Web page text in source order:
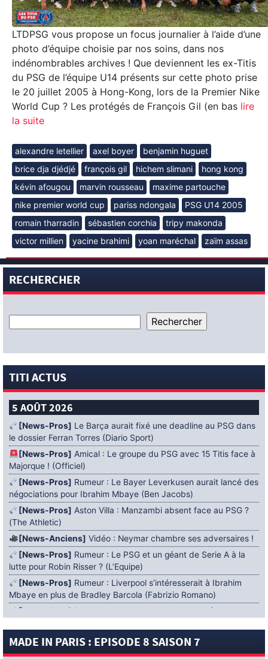
LTDPSG vous propose un focus journalier à l’aide d’une
photo d’équipe choisie par nos soins, dans nos
indénombrables archives ! Que deviennent les ex-Titis
du PSG de l’équipe U14 présents sur cette photo prise
le 20 juillet 2005 à Hong-Kong, lors de la Premier Nike
World Cup ? Les protégés de François Gil (en bas lire
la suite
alexandre letellier axel boyer
benjamin huguet
brice dja djédjé
françois gil hichem slimani
hong kong
kévin afougou
marvin rousseau
maxime partouche
nike premier world cup
pariss ndongala
PSG U14 2005
romain tharradin
sébastien corchia
tripy makonda
victor millien
yacine brahimi yoan maréchal zaïm assas
RECHERCHER
TITI ACTUS
5 AOÛT 2026
[News-Pros] Le Barça aurait fixé une deadline au PSG dans
le dossier Ferran Torres (Diario Sport)
[News-Pros] Amical : Le groupe du PSG avec 15 Titis face à
Majorque ! (Officiel)
[News-Pros] Rumeur : Le Bayer Leverkusen aurait lancé des
négociations pour Ibrahim Mbaye (Ben Jacobs)
[News-Pros] Aston Villa : Manzambi absent face au PSG ?
(The Athletic)
[News-Anciens] Vidéo : Neymar chambre ses adversaires !
[News-Pros] Rumeur : Le PSG et un géant de Serie A à la
lutte pour Robin Risser ? (L’Equipe)
[News-Pros] Rumeur : Liverpool s’intéresserait à Ibrahim
Mbaye en plus de Bradley Barcola (Fabrizio Romano)
[News-Pros]
Rumeur : Accord contractuel trouvé entre le
[News-Pros]Rumeur : Le PSG aurait lancé un ultimatum
MADE IN PARIS : EPISODE 8 SAISON 7